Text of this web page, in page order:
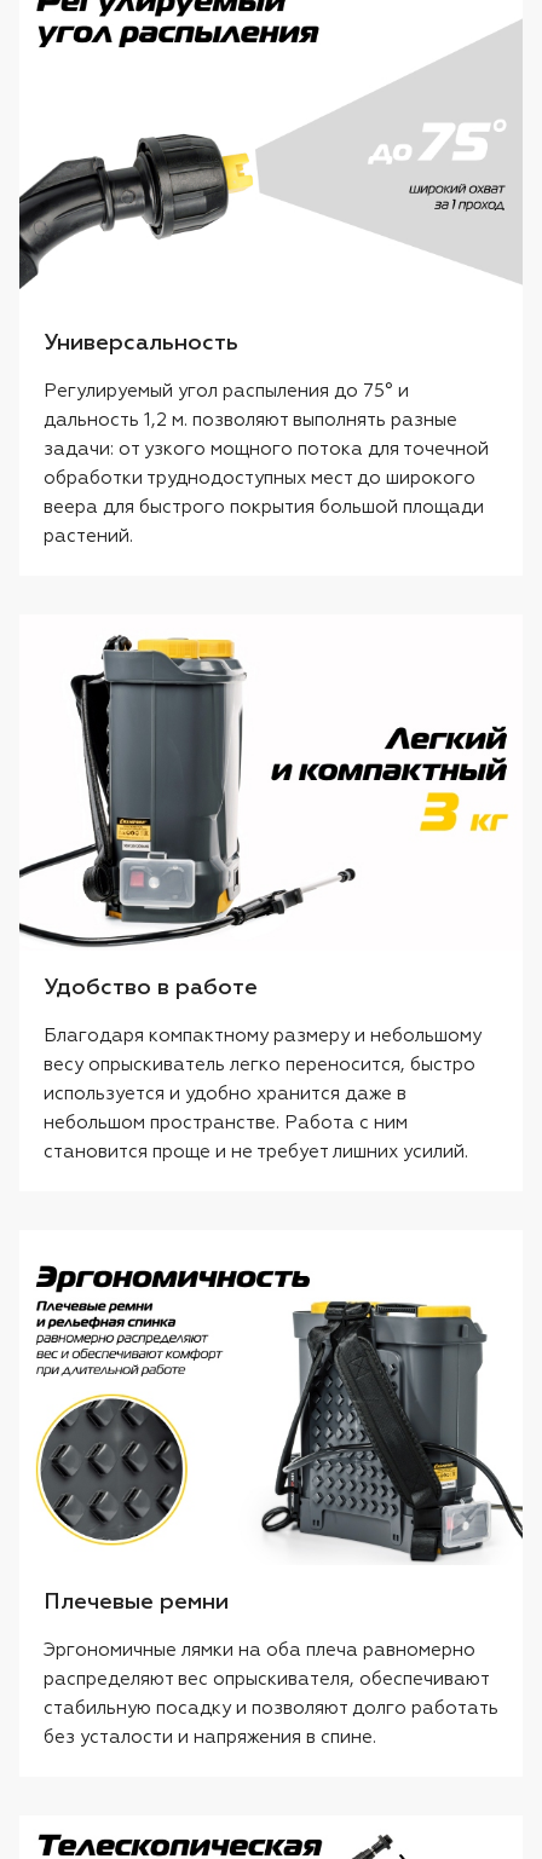
Универсальность
Регулируемый угол распыления до 75° и
дальность 1,2 м. позволяют выполнять разные
задачи: от узкого мощного потока для точечной
обработки труднодоступных мест до широкого
веера для быстрого покрытия большой площади
растений.
Удобство в работе
Благодаря компактному размеру и небольшому
весу опрыскиватель легко переносится, быстро
используется и удобно хранится даже в
небольшом пространстве. Работа с ним
становится проще и не требует лишних усилий.
Плечевые ремни
Эргономичные лямки на оба плеча равномерно
распределяют вес опрыскивателя, обеспечивают
стабильную посадку и позволяют долго работать
без усталости и напряжения в спине.